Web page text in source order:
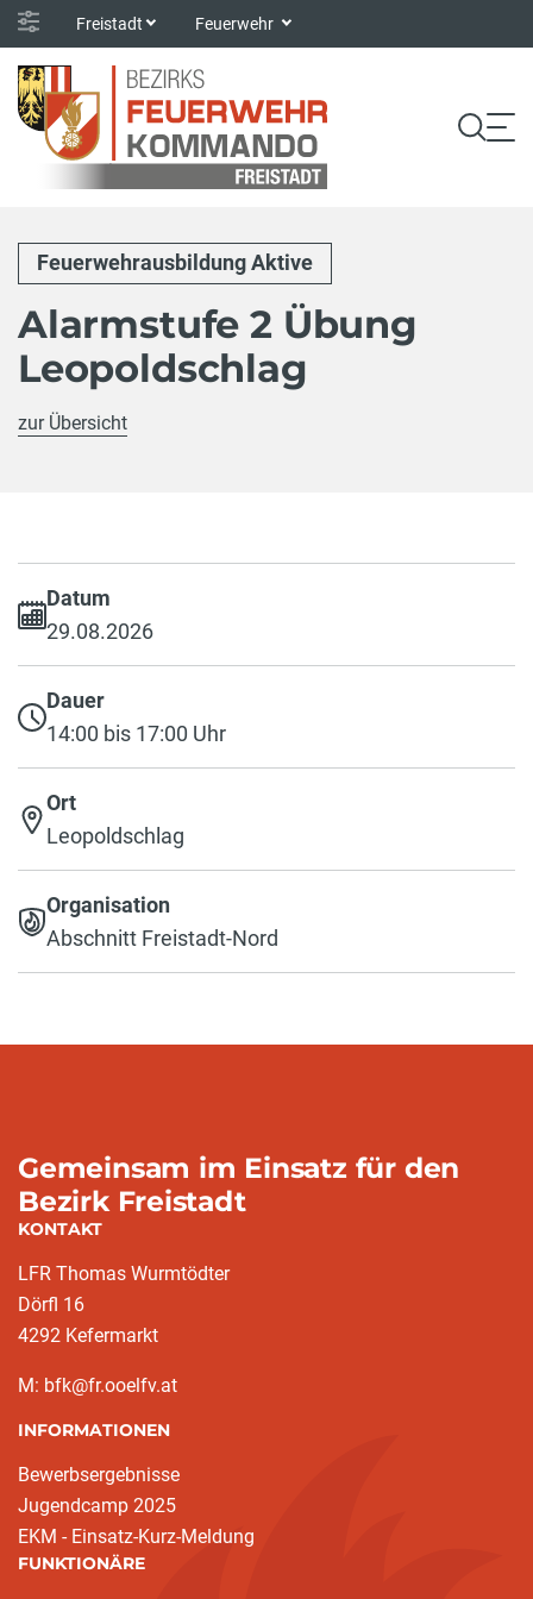
Freistadt Feuerwehr
Feuerwehrausbildung Aktive
Alarmstufe 2 Übung
Leopoldschlag
zur Übersicht
Datum
29.08.2026
Dauer
14:00 bis 17:00 Uhr
Ort
Leopoldschlag
Organisation
Abschnitt Freistadt-Nord
Gemeinsam im Einsatz für den
Bezirk Freistadt
KONTAKT
LFR Thomas Wurmtödter
Dörfl 16
4292 Kefermarkt
M: bfk@fr.ooelfv.at
INFORMATIONEN
Bewerbsergebnisse
Jugendcamp 2025
EKM - Einsatz-Kurz-Meldung
FUNKTIONÄRE